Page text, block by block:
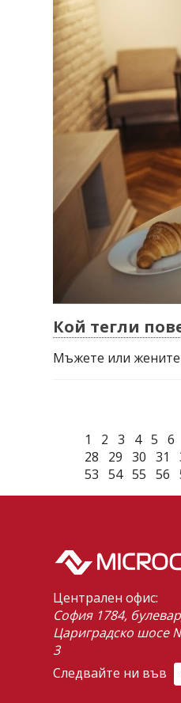
Кой тегли
Мъжете или жените
1 2 3 4 5 6
28
29 30 31
53 54 55 56
Централен офис:
София 1784,
Цариградско шосе
3
Следвайте ни във